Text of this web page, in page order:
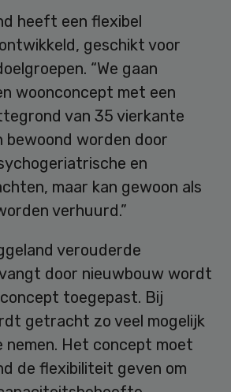
heeft een flexibel
geschikt voor
“We gaan
woonconcept met een
van 35 vierkante
bewoond worden door
en
maar kan gewoon als
verhuurd.”
verouderde
door nieuwbouw wordt
toegepast. Bij
getracht zo veel mogelijk
nemen. Het concept moet
de flexibiliteit geven om